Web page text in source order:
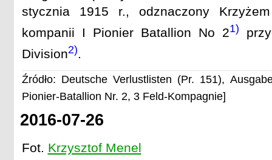
stycznia 1915 r., odznaczony
kompanii I Pionier Batallion No 21)
Division2).
Źródło: Deutsche Verlustlisten (Pr. 151),
Pionier-Batallion Nr. 2, 3 Feld-Kompagnie]
2016-07-26
Fot. Krzysztof Menel